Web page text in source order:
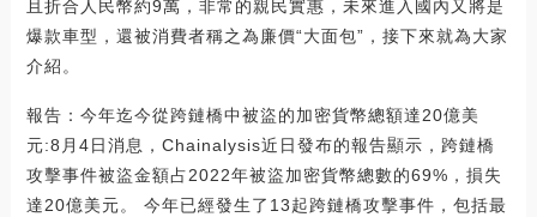
且折合人民幣約9萬，非常的親民實惠，未來進入國內又將是
爆款車型，還被消費者稱之為廉價“大面包”，接下來就為大家
介紹。
報告：今年迄今從跨鏈橋中被盜的加密貨幣總額達20億美
元:8月4日消息，Chainalysis近日發布的報告顯示，跨鏈橋
攻擊事件被盜金額占2022年被盜加密貨幣總數的69%，損失
達20億美元。 今年已經發生了13起跨鏈橋攻擊事件，包括最